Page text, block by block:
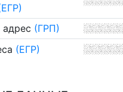
(ГРП)
(ЕГР)